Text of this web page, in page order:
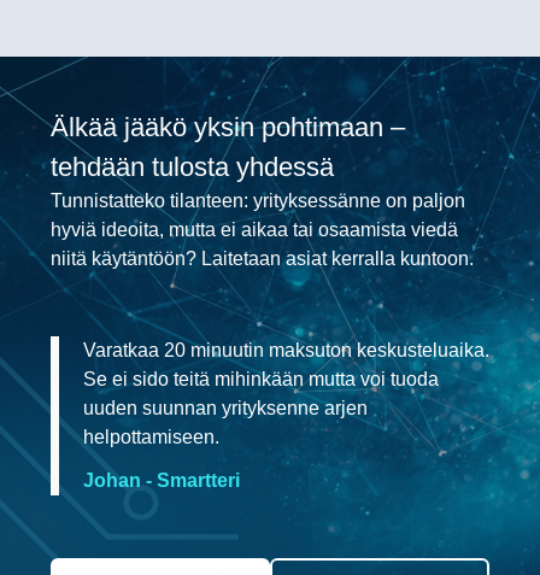
Älkää jääkö yksin pohtimaan –
tehdään tulosta yhdessä
Tunnistatteko tilanteen: yrityksessänne on paljon
hyviä ideoita, mutta ei aikaa tai osaamista viedä
niitä käytäntöön? Laitetaan asiat kerralla kuntoon.
Varatkaa 20 minuutin maksuton keskusteluaika.
Se ei sido teitä mihinkään mutta voi tuoda
uuden suunnan yrityksenne arjen
helpottamiseen.
Johan - Smartteri